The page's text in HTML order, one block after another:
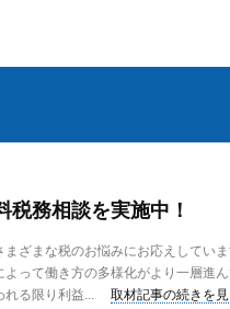
税務相談を実施中！
ざまな税のお悩みにお応えしてい
よって働き方の多様化がより一層進
れる限り利益...
取材記事の続きを